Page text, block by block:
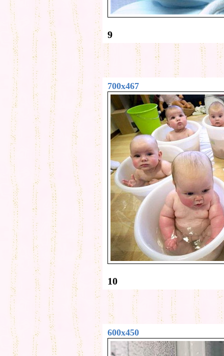
9
700x467
10
600x450